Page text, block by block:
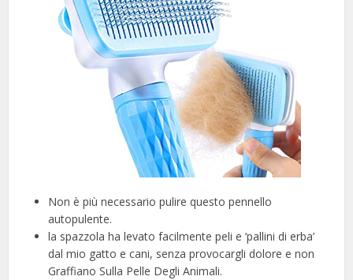
Non è più necessario pulire questo pennello
autopulente.
la spazzola ha levato facilmente peli e ‘pallini di erba’
dal mio gatto e cani, senza provocargli dolore e non
Graffiano Sulla Pelle Degli Animali.